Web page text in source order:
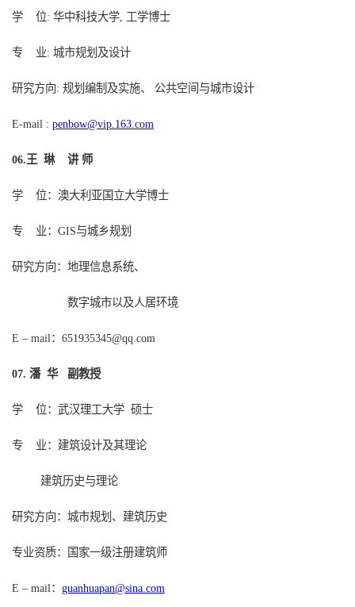
学 位: 华中科技大学 工学博士
专 业: 城市规划及设计
研究方向: 规划编制及实施、 公共空间与城市设计
E-mail : penbow@vip.163.com
06. 王 琳 讲 师
学 位：澳大利亚国立大学博士
专 业： GIS与城乡规划
研究方向：地理信息系统、
数字城市以及人居环境
E – mail： 651935345@qq.com
07. 潘 华 副教授
学 位：武汉理工大学 硕士
专 业：建筑设计及其理论
建筑历史与理论
研究方向：城市规划、建筑历史
专业资质：国家一级注册建筑师
E – mail： guanhuapan@sina.com